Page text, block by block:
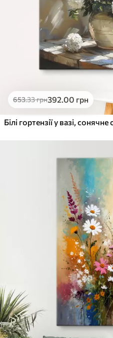
653.33грн392.00 грн